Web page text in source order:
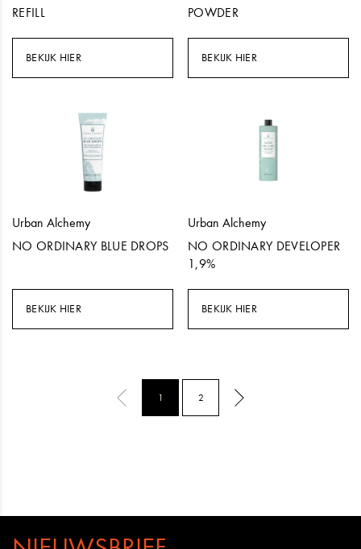
REFILL
BEKIJK HIER
POWDER
BEKIJK HIER
Urban Alchemy
NO ORDINARY BLUE DROPS
BEKIJK HIER
Urban Alchemy
NO ORDINARY DEVELOPER
1,9%
BEKIJK HIER
1 2